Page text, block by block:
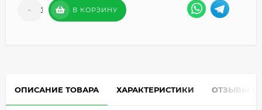
- + В КОРЗИНУ
ОПИСАНИЕ ТОВАРА ХАРАКТЕРИСТИКИ ОТЗЫВЫ